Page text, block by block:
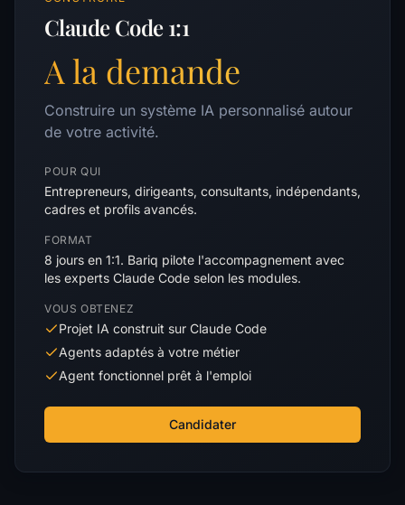
Claude Code 1:1
A la demande
Construire un système IA personnalisé autour
de votre activité.
POUR QUI
Entrepreneurs, dirigeants, consultants, indépendants,
cadres et profils avancés.
FORMAT
8 jours en 1:1. Bariq pilote l'accompagnement avec
les experts Claude Code selon les modules.
VOUS OBTENEZ
Projet IA construit sur Claude Code
Agents adaptés à votre métier
Agent fonctionnel prêt à l'emploi
Candidater